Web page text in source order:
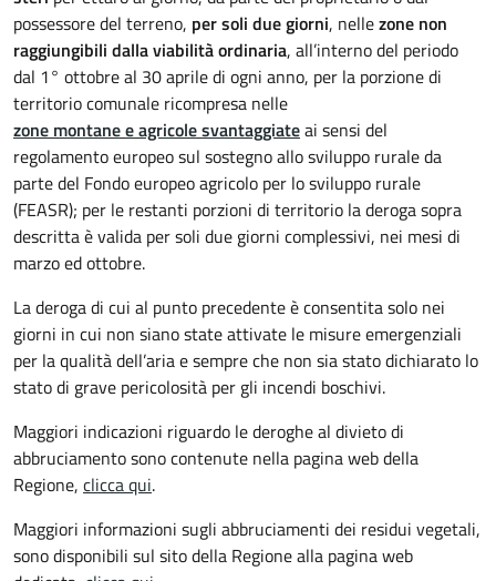
possessore del terreno, per soli due giorni, nellezone non
raggiungibili dalla viabilità ordinaria, all’interno del periodo
dal 1° ottobre al 30 aprile di ogni anno, per la porzione di
territorio comunale ricompresa nelle
zone montane eagricole svantaggiateai sensi del
regolamento europeo sul sostegno allo sviluppo rurale da
parte del Fondo europeo agricolo per lo sviluppo rurale
(FEASR); per le restanti porzioni di territorio la deroga sopra
descritta è valida per soli due giorni complessivi, nei mesi di
marzo ed ottobre.
La deroga di cui al punto precedente è consentita solo nei
giorni in cui non siano state attivate le misure emergenziali
per la qualità dell’aria e sempre che non sia stato dichiarato lo
stato di grave pericolosità per gli incendi boschivi.
Maggiori indicazioni riguardo le deroghe al divieto di
abbruciamento sono contenute nella pagina web della
Regione, clicca qui.
Maggiori informazioni sugli abbruciamenti dei residui vegetali,
sono disponibili sul sito della Regione alla pagina web